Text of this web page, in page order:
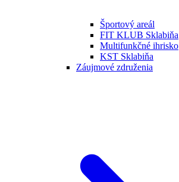
Športový areál
FIT KLUB Sklabiňa
Multifunkčné ihrisko
KST Sklabiňa
Záujmové združenia